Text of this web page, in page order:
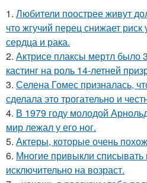
1. Любители поострее живут
что жгучий перец снижает риск
сердца и рака.
2. Актрисе плаксы мертл было
кастинг на роль 14-летней
3. Селена Гомес призналась,
сделала это трогательно и
4. В 1979 году молодой
мир лежал у его ног.
5. Актеры, которые очень
6. Многие привыкли списывать
исключительно на возраст.